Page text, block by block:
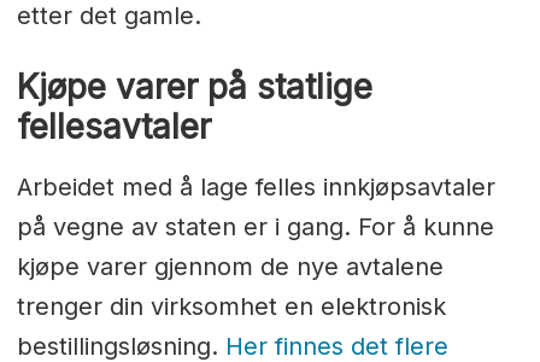
etter det gamle.
Kjøpe varer på statlige
fellesavtaler
Arbeidet med å lage felles innkjøpsavtaler
på vegne av staten er i gang. For å kunne
kjøpe varer gjennom de nye avtalene
trenger din virksomhet en elektronisk
bestillingsløsning. Her finnes det flere